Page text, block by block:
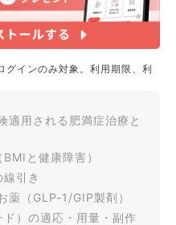
インのみ対象。利用期限、利
適用される肥満症治療と
と健康障害）
引き
薬（GLP-1/GIP製剤）
）の適応・用量・副作